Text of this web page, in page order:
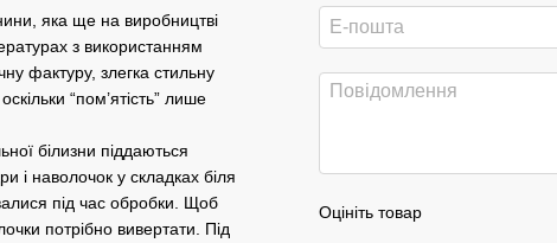
яка ще на виробництві
з використанням
фактуру, злегка стильну
“пом’ятість” лише
білизни піддаються
і наволочок у складках біля
під час обробки. Щоб
потрібно вивертати. Під
Оцініть товар